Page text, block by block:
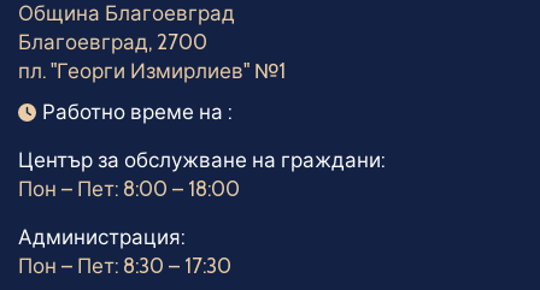
Община Благоевград
Благоевград, 2700
пл. "Георги Измирлиев" №1
Работно време
Работно време на :
Център за обслужване на граждани:
Пон – Пет: 8:00 – 18:00
Администрация:
Пон – Пет: 8:30 – 17:30